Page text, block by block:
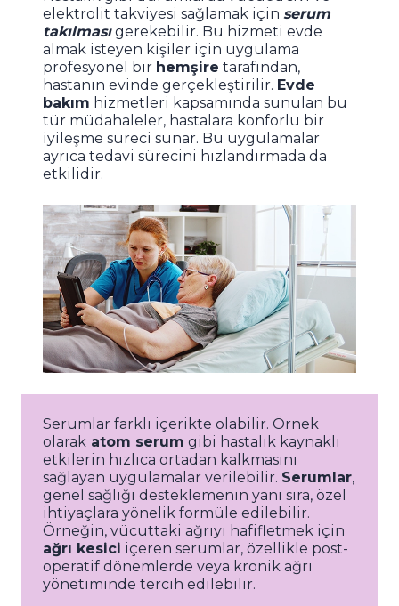
elektrolit takviyesi sağlamak için serum
takılmasıgerekebilir. Bu hizmeti evde
almak isteyen kişiler için uygulama
profesyonel bir hemşire tarafından,
hastanın evinde gerçekleştirilir. Evde
bakım hizmetleri kapsamında sunulan bu
tür müdahaleler, hastalara konforlu bir
iyileşme süreci sunar. Bu uygulamalar
ayrıca tedavi sürecini hızlandırmada da
etkilidir.
Serumlar farklı içerikte olabilir. Örnek
olarak atom serum gibi hastalık kaynaklı
etkilerin hızlıca ortadan kalkmasını
sağlayan uygulamalar verilebilir. Serumlar,
genel sağlığı desteklemenin yanı sıra, özel
ihtiyaçlara yönelik formüle edilebilir.
Örneğin, vücuttaki ağrıyı hafifletmek için
ağrı kesici içeren serumlar, özellikle post-
operatif dönemlerde veya kronik ağrı
yönetiminde tercih edilebilir.